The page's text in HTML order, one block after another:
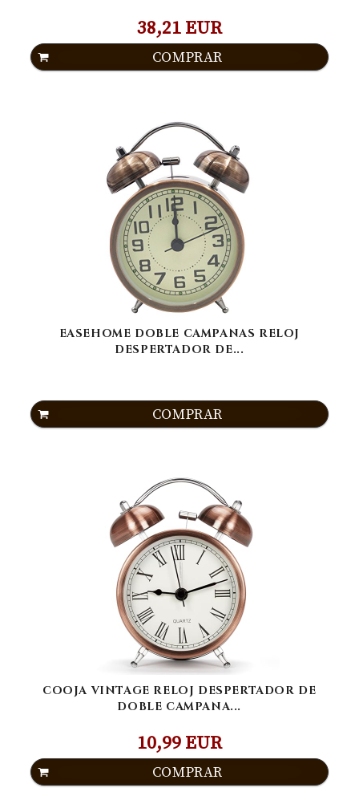
38,21 EUR
COMPRAR
EASEHOME DOBLE CAMPANAS RELOJ
DESPERTADOR DE...
COMPRAR
COOJA VINTAGE RELOJ DESPERTADOR DE
DOBLE CAMPANA...
10,99 EUR
COMPRAR